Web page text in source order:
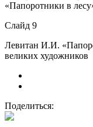
«Папоротники в
Слайд 9
Левитан И.И.
великих художников
Поделиться: